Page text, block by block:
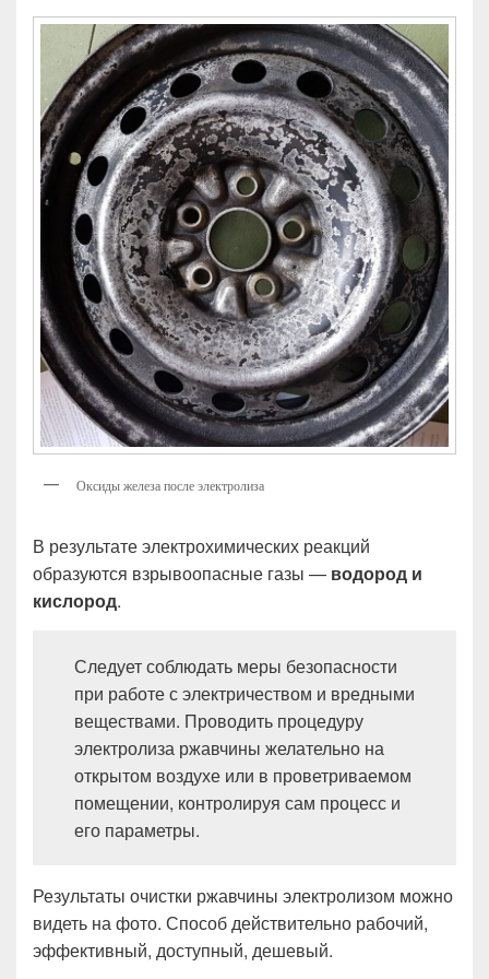
Оксиды железа после электролиза
В результате электрохимических реакций
образуются взрывоопасные газы — водород и
кислород.
Следует соблюдать меры безопасности
при работе с электричеством и вредными
веществами. Проводить процедуру
электролиза ржавчины желательно на
открытом воздухе или в проветриваемом
помещении, контролируя сам процесс и
его параметры.
Результаты очистки ржавчины электролизом можно
видеть на фото. Способ действительно рабочий,
эффективный, доступный, дешевый.